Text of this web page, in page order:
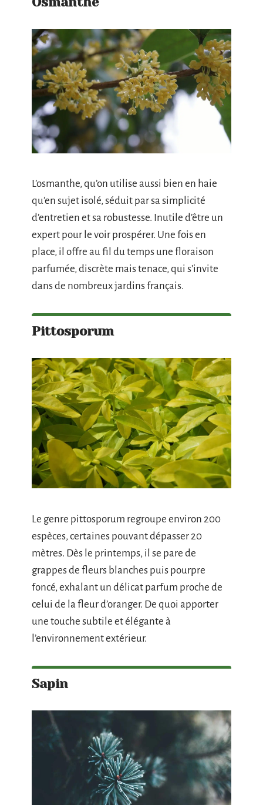
L’osmanthe, qu’on utilise aussi bien en haie
qu’en sujet isolé, séduit par sa simplicité
d’entretien et sa robustesse. Inutile d’être un
expert pour le voir prospérer. Une fois en
place, il offre au fil du temps une floraison
parfumée, discrète mais tenace, qui s’invite
dans de nombreux jardins français.
Pittosporum
Le genre pittosporum regroupe environ 200
espèces, certaines pouvant dépasser 20
mètres. Dès le printemps, il se pare de
grappes de fleurs blanches puis pourpre
foncé, exhalant un délicat parfum proche de
celui de la fleur d’oranger. De quoi apporter
une touche subtile et élégante à
l’environnement extérieur.
Sapin